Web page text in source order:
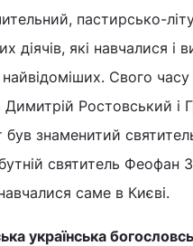
пастирсько-
діячів, які навчалися і
Свого
Ростовський і
знаменитий святитель
святитель Феофан
саме в Києві.
українська